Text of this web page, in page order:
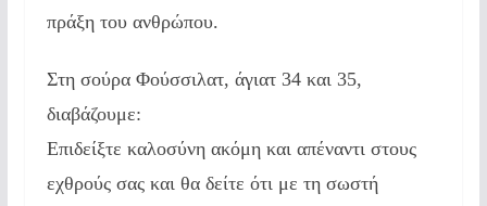
πράξη του ανθρώπου.
Στη σούρα Φούσσιλατ, άγιατ 34 και 35,
διαβάζουμε:
Επιδείξτε καλοσύνη ακόμη και απέναντι στους
εχθρούς σας και θα δείτε ότι με τη σωστή